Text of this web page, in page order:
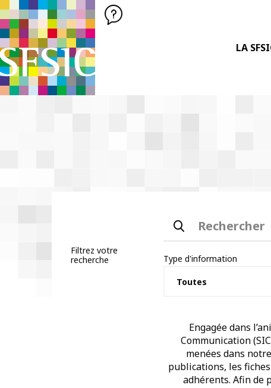
SFSIC SOCIÉTÉ FRANÇAISE DES SCIENCES DE L'INFORMATION &
Société Française des Sciences
de l'Information
LA
Filtrez votre
recherche
Rechercher
Type d'information
Engagée dans
Communication
menées dans
publications, les
adhérents. Afin de